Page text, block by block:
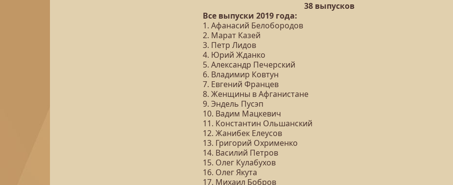
38 выпусков
Все выпуски 2019 года:
1. Афанасий Белобородов
2. Марат Казей
3. Петр Лидов
4. Юрий Жданко
5. Александр Печерский
6. Владимир Ковтун
7. Евгений Францев
8. Женщины в Афганистане
9. Эндель Пусэп
10. Вадим Мацкевич
11. Константин Ольшанский
12. Жанибек Елеусов
13. Григорий Охрименко
14. Василий Петров
15. Олег Кулабухов
16. Олег Якута
17. Михаил Бобров